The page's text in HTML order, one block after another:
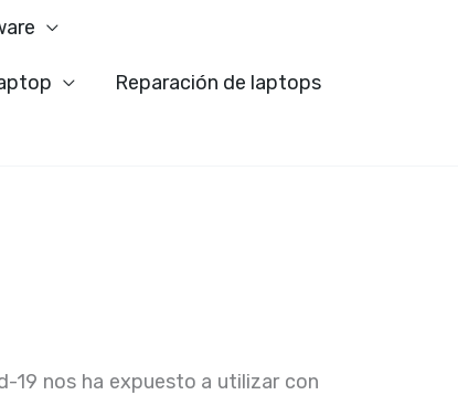
Reparación de laptops
19 nos ha expuesto a utilizar con